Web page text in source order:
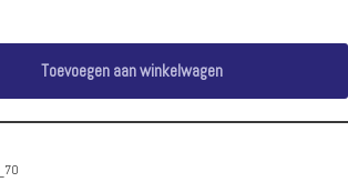
Toevoegen aan winkelwagen